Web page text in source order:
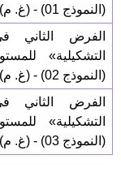
(النموذج 01) - (غ. م)
الفرض الثاني
التشكيلية»
(النموذج 02) - (غ. م)
الفرض الثاني
التشكيلية»
(النموذج 03) - (غ. م)